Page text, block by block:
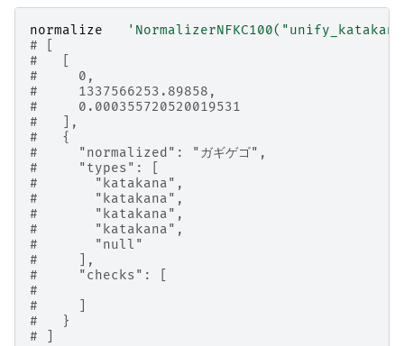
normalize
# [
#   [
#     0,
#     1337566253.89858,
#     0.000355720520019531
#   ],
#   {
#     "normalized": "ガギゲゴ",
#     "types": [
#       "katakana",
#       "katakana",
#       "katakana",
#       "katakana",
#       "null"
#     ],
#     "checks": [
#
#     ]
#   }
# ]